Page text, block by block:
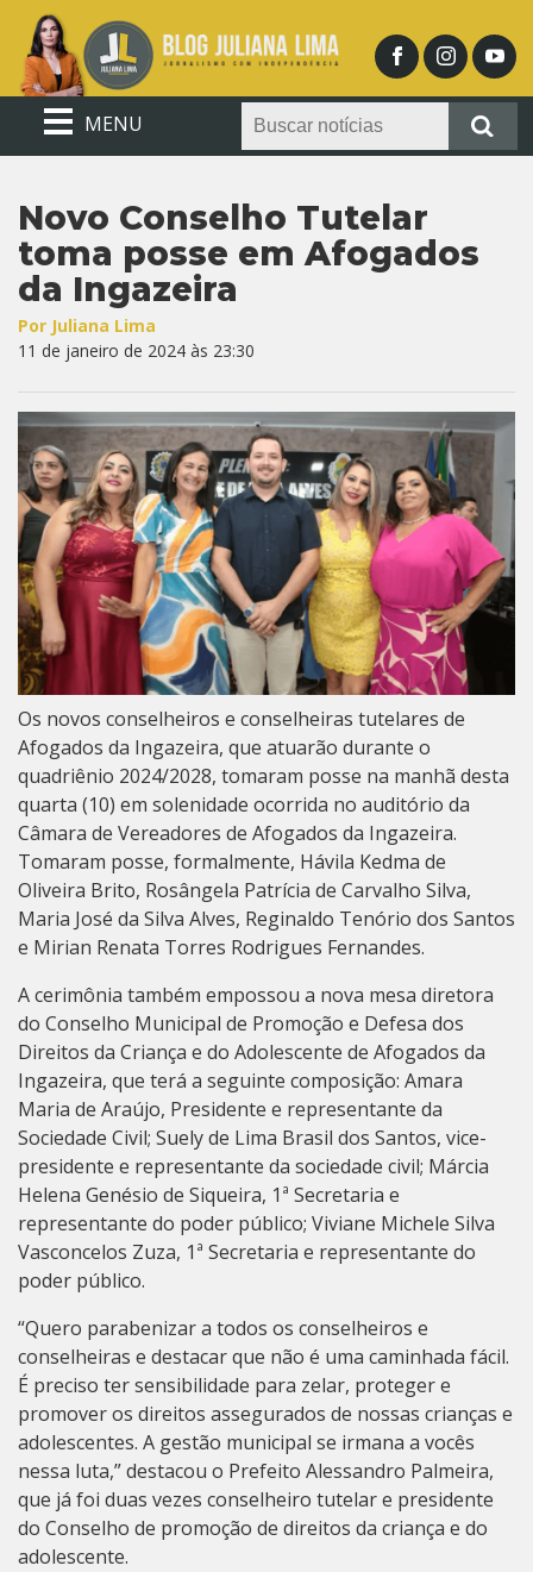
MENU
Novo Conselho Tutelar
toma posse em Afogados
da Ingazeira
Por Juliana Lima
11 de janeiro de 2024 às 23:30
Os novos conselheiros e conselheiras tutelares de
Afogados da Ingazeira, que atuarão durante o
quadriênio 2024/2028, tomaram posse na manhã desta
quarta (10) em solenidade ocorrida no auditório da
Câmara de Vereadores de Afogados da Ingazeira.
Tomaram posse, formalmente, Hávila Kedma de
Oliveira Brito, Rosângela Patrícia de Carvalho Silva,
Maria José da Silva Alves, Reginaldo Tenório dos Santos
e Mirian Renata Torres Rodrigues Fernandes.
A cerimônia também empossou a nova mesa diretora
do Conselho Municipal de Promoção e Defesa dos
Direitos da Criança e do Adolescente de Afogados da
Ingazeira, que terá a seguinte composição: Amara
Maria de Araújo, Presidente e representante da
Sociedade Civil; Suely de Lima Brasil dos Santos, vice-
presidente e representante da sociedade civil; Márcia
Helena Genésio de Siqueira, 1ª Secretaria e
representante do poder público; Viviane Michele Silva
Vasconcelos Zuza, 1ª Secretaria e representante do
poder público.
“Quero parabenizar a todos os conselheiros e
conselheiras e destacar que não é uma caminhada fácil.
É preciso ter sensibilidade para zelar, proteger e
promover os direitos assegurados de nossas crianças e
adolescentes. A gestão municipal se irmana a vocês
nessa luta,” destacou o Prefeito Alessandro Palmeira,
que já foi duas vezes conselheiro tutelar e presidente
do Conselho de promoção de direitos da criança e do
adolescente.